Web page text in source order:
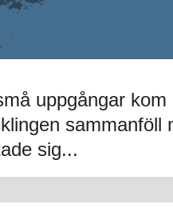
uppgångar
sammanföll
sig...